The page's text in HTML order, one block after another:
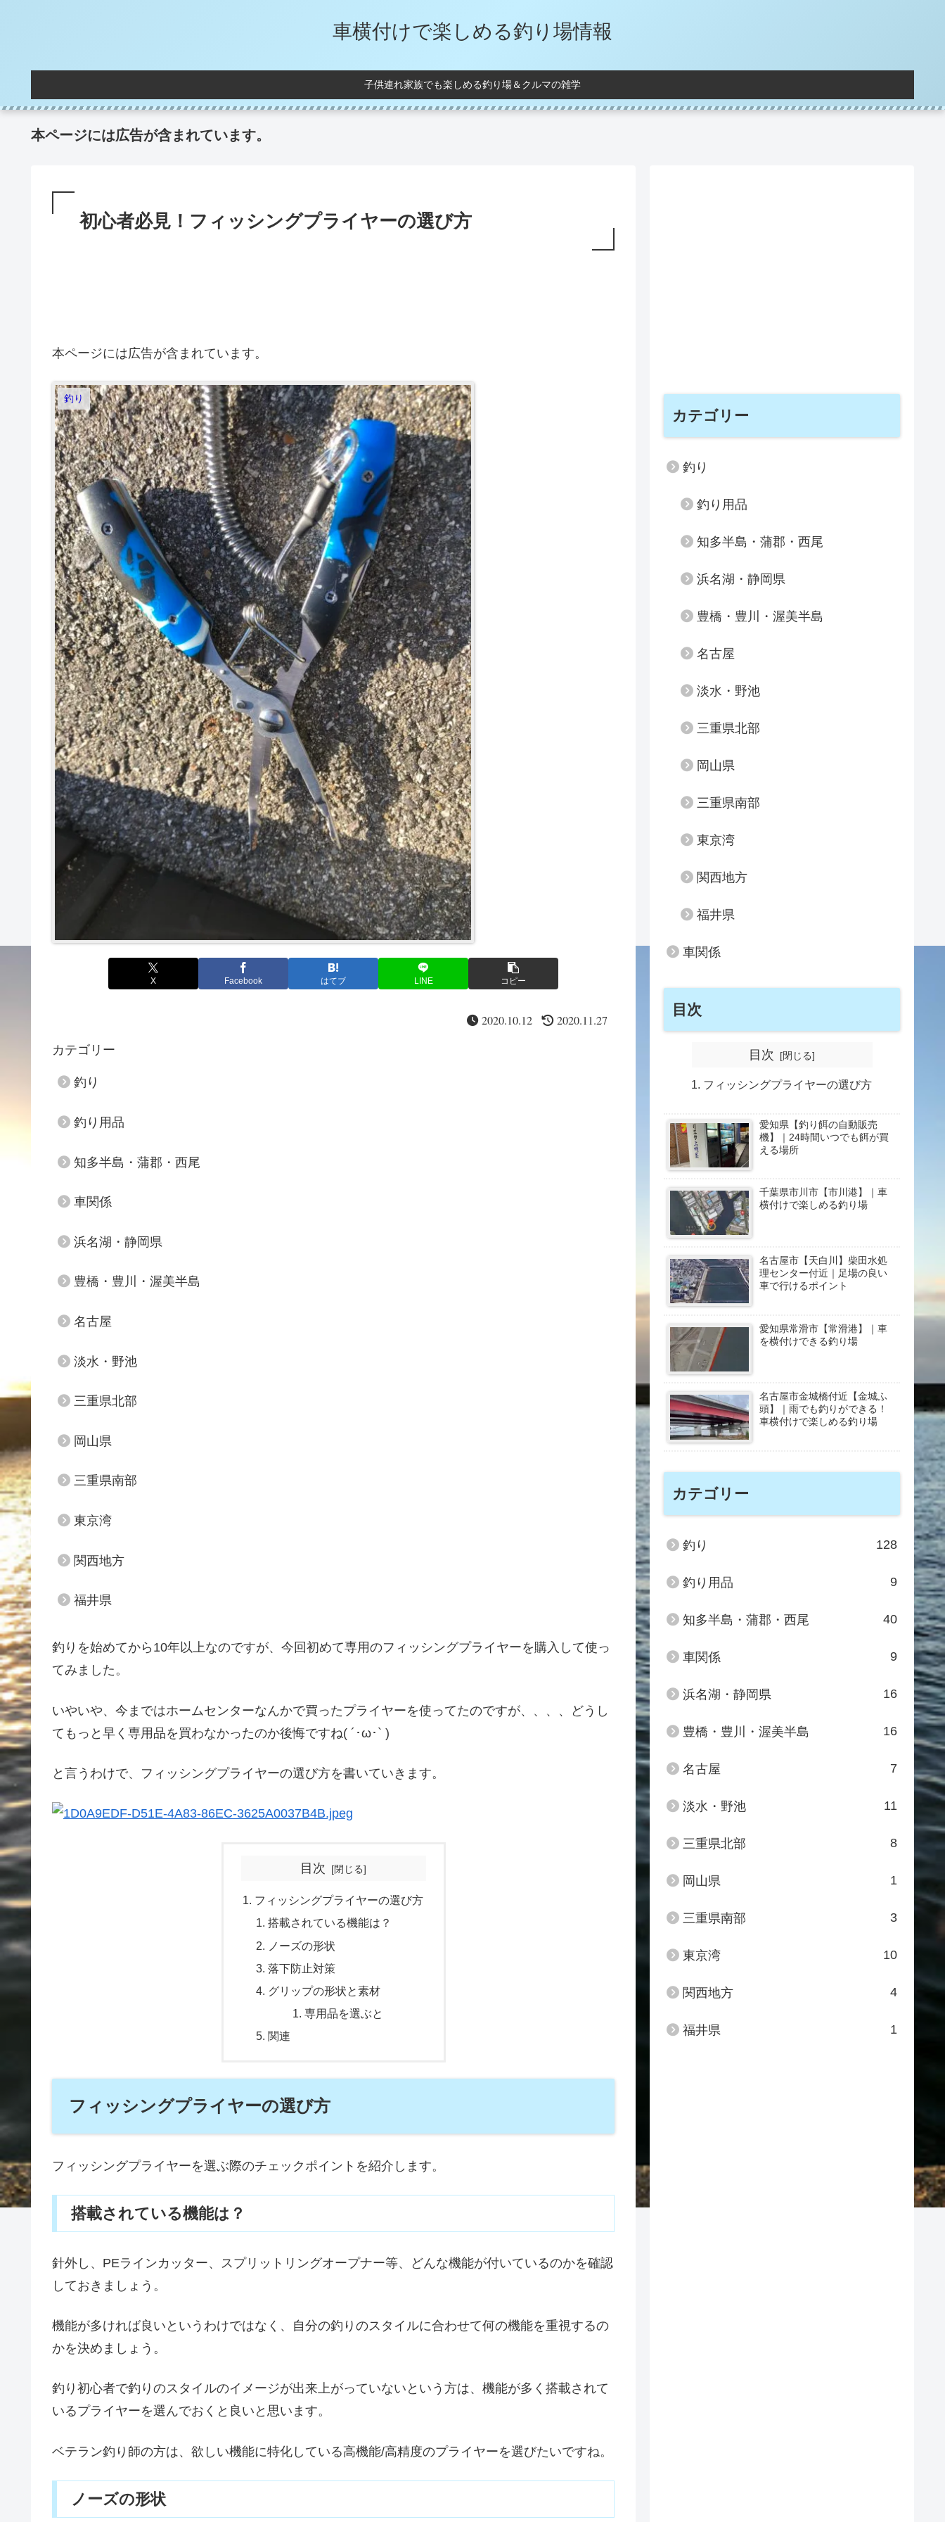
車横付けで楽しめる釣り場情報
子供連れ家族でも楽しめる釣り場＆クルマの雑学
本ページには広告が含まれています。
初心者必見！フィッシングプライヤーの選び方
本ページには広告が含まれています。
釣り
X Facebook はてブ LINE コピー
2020.10.12 2020.11.27
カテゴリー
釣り
釣り用品
知多半島・蒲郡・西尾
車関係
浜名湖・静岡県
豊橋・豊川・渥美半島
名古屋
淡水・野池
三重県北部
岡山県
三重県南部
東京湾
関西地方
福井県
釣りを始めてから10年以上なのですが、今回初めて専用のフィッシングプライヤーを購入して使っ
てみました。
いやいや、今まではホームセンターなんかで買ったプライヤーを使ってたのですが、、、、どうし
てもっと早く専用品を買わなかったのか後悔ですね( ´･ω･` )
と言うわけで、フィッシングプライヤーの選び方を書いていきます。
目次
フィッシングプライヤーの選び方
搭載されている機能は？
ノーズの形状
落下防止対策
グリップの形状と素材
専用品を選ぶと
関連
フィッシングプライヤーの選び方
フィッシングプライヤーを選ぶ際のチェックポイントを紹介します。
搭載されている機能は？
針外し、PEラインカッター、スプリットリングオープナー等、どんな機能が付いているのかを確認
しておきましょう。
機能が多ければ良いというわけではなく、自分の釣りのスタイルに合わせて何の機能を重視するの
かを決めましょう。
釣り初心者で釣りのスタイルのイメージが出来上がっていないという方は、機能が多く搭載されて
いるプライヤーを選んでおくと良いと思います。
ベテラン釣り師の方は、欲しい機能に特化している高機能/高精度のプライヤーを選びたいですね。
ノーズの形状
カテゴリー
釣り
釣り用品
知多半島・蒲郡・西尾
浜名湖・静岡県
豊橋・豊川・渥美半島
名古屋
淡水・野池
三重県北部
岡山県
三重県南部
東京湾
関西地方
福井県
車関係
目次
目次
フィッシングプライヤーの選び方
愛知県【釣り餌の自動販売
機】｜24時間いつでも餌が買
える場所
千葉県市川市【市川港】｜車
横付けで楽しめる釣り場
名古屋市【天白川】柴田水処
理センター付近｜足場の良い
車で行けるポイント
愛知県常滑市【常滑港】｜車
を横付けできる釣り場
名古屋市金城橋付近【金城ふ
頭】｜雨でも釣りができる！
車横付けで楽しめる釣り場
カテゴリー
釣り 128
釣り用品 9
知多半島・蒲郡・西尾 40
車関係 9
浜名湖・静岡県 16
豊橋・豊川・渥美半島 16
名古屋 7
淡水・野池 11
三重県北部 8
岡山県 1
三重県南部 3
東京湾 10
関西地方 4
福井県 1